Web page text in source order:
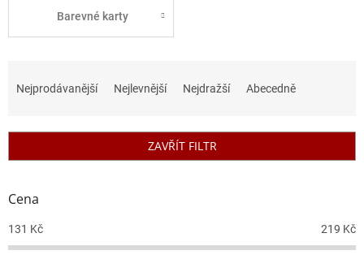
Barevné karty
n
í
r
o
d
u
Nejprodávanější Nejlevnější Nejdražší Abecedně
ZAVŘÍT FILTR
Cena
131 Kč 219 Kč